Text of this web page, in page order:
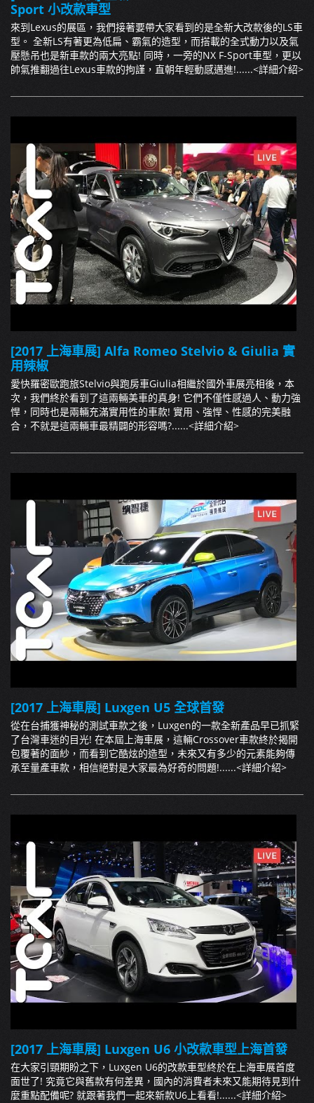
Sport 小改款車型
來到Lexus的展區，我們接著要帶大家看到的是全新大改款後的LS車
型。 全新LS有著更為低扁、霸氣的造型，而搭載的全式動力以及氣
壓懸吊也是新車款的兩大亮點! 同時，一旁的NX F-Sport車型，更以
帥氣推翻過往Lexus車款的拘謹，直朝年輕動感邁進!......<詳細介紹>
[2017 上海車展] Alfa Romeo Stelvio & Giulia 實
用辣椒
愛快羅密歐跑旅Stelvio與跑房車Giulia相繼於國外車展亮相後，本
次，我們終於看到了這兩輛美車的真身! 它們不僅性感過人、動力強
悍，同時也是兩輛充滿實用性的車款! 實用、強悍、性感的完美融
合，不就是這兩輛車最精闢的形容嗎?......<詳細介紹>
[2017 上海車展] Luxgen U5 全球首發
從在台捕獲神秘的測試車款之後，Luxgen的一款全新產品早已抓緊
了台灣車迷的目光! 在本屆上海車展，這輛Crossover車款終於揭開
包覆著的面紗，而看到它酷炫的造型，未來又有多少的元素能夠傳
承至量產車款，相信絕對是大家最為好奇的問題!......<詳細介紹>
[2017 上海車展] Luxgen U6 小改款車型上海首發
在大家引頸期盼之下，Luxgen U6的改款車型終於在上海車展首度
面世了! 究竟它與舊款有何差異，國內的消費者未來又能期待見到什
麼重點配備呢? 就跟著我們一起來新款U6上看看!......<詳細介紹>